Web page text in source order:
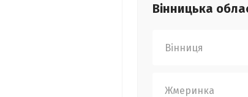
Вінницька
Вінниця
Жмеринка